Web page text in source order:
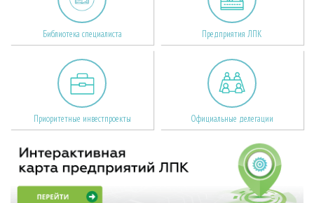
Библиотека специалиста Предприятия ЛПК
Приоритетные инвестпроекты Официальные делегации